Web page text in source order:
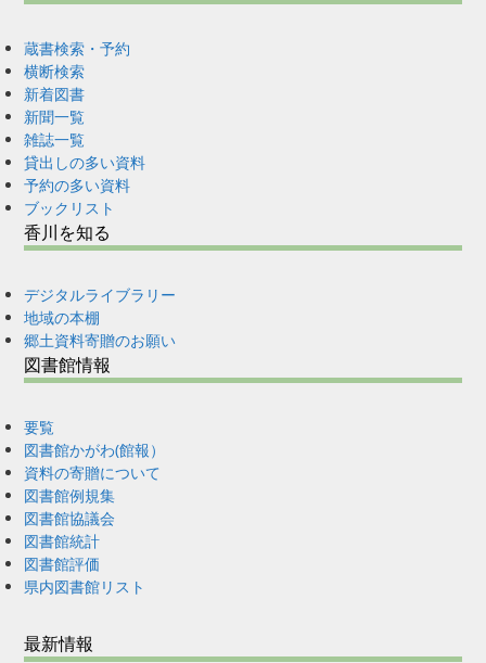
蔵書検索・予約
横断検索
新着図書
新聞一覧
雑誌一覧
貸出しの多い資料
予約の多い資料
ブックリスト
香川を知る
デジタルライブラリー
地域の本棚
郷土資料寄贈のお願い
図書館情報
要覧
図書館かがわ(館報）
資料の寄贈について
図書館例規集
図書館協議会
図書館統計
図書館評価
県内図書館リスト
最新情報